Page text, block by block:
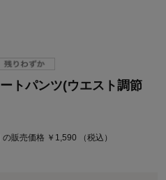
トパンツ(ウエスト調節
販売価格 ￥1,590 （税込）